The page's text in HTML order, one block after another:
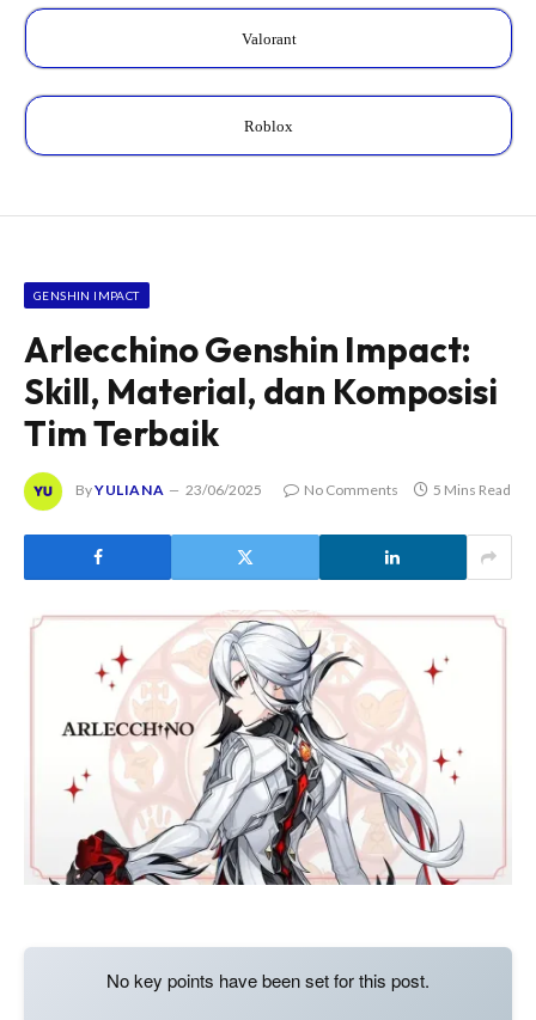
Valorant
Roblox
GENSHIN IMPACT
Arlecchino Genshin Impact:
Skill, Material, dan Komposisi
Tim Terbaik
ByYULIANA 23/06/2025 No Comments 5 Mins Read
No key points have been set for this post.